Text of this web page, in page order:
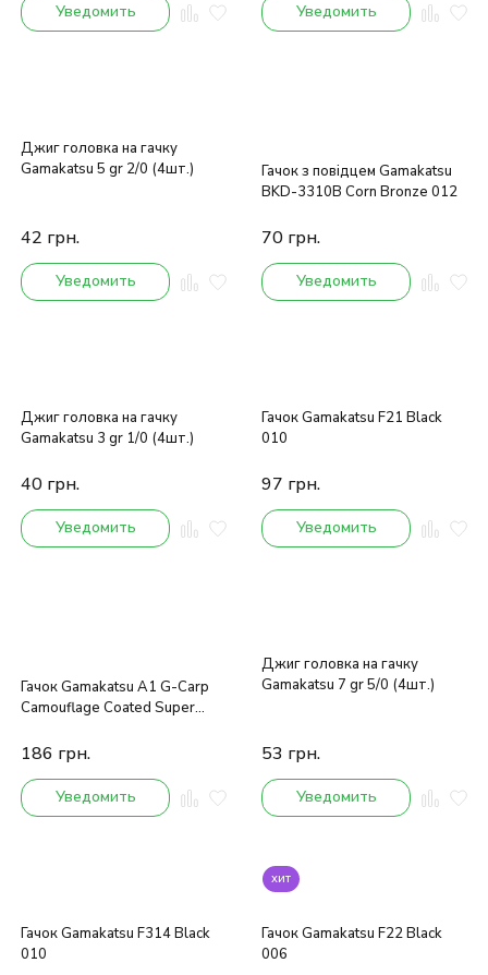
Уведомить Уведомить
Джиг головка на гачку
Gamakatsu 5 gr 2/0 (4шт.)
42 грн.
Уведомить
Гачок з повідцем Gamakatsu
BKD-3310B Corn Bronze 012
70 грн.
Уведомить
Джиг головка на гачку
Gamakatsu 3 gr 1/0 (4шт.)
40 грн.
Уведомить
Гачок Gamakatsu F21 Black
010
97 грн.
Уведомить
Гачок Gamakatsu A1 G-Carp
Camouflage Coated Super
186 грн.
Уведомить
Джиг головка на гачку
Gamakatsu 7 gr 5/0 (4шт.)
53 грн.
Уведомить
Гачок Gamakatsu F314 Black
010
хит
Гачок Gamakatsu F22 Black
006